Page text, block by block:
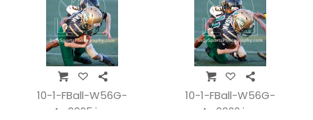
10-1-FBall-W56G-
A_0925.jpg
10-1-FBall-W56G-
A_0926.jpg